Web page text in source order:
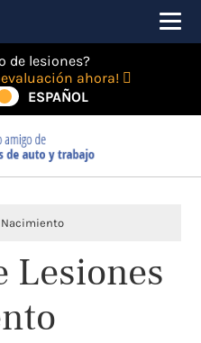
de lesiones?
ahora!
ESPAÑOL
Nacimiento
Lesiones